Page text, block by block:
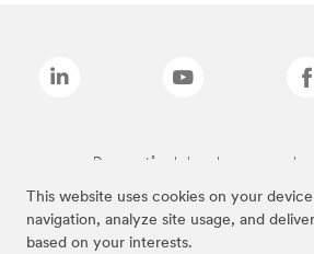
This website uses cookies on your
navigation, analyze site usage, and
based on your interests.
De ovenstående brands er varemærker